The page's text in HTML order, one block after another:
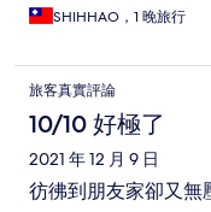
SHIHHAO，1 晚旅行
旅客真實評論
10/10 好極了
2021 年 12 月 9 日
彷彿到朋友家卻又無